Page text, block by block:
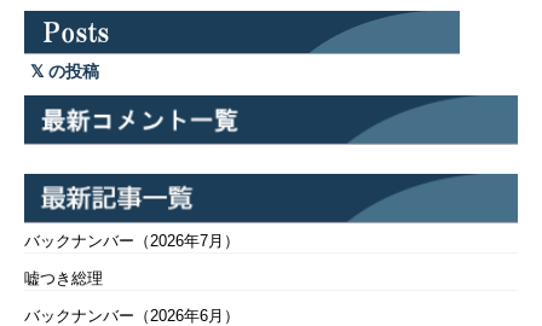
の投稿
バックナンバー（2026年7月）
嘘つき総理
バックナンバー（2026年6月）